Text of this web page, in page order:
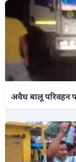
अवैध बालू परिवहन